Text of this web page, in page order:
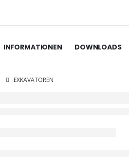
INFORMATIONEN DOWNLOADS
EXKAVATOREN